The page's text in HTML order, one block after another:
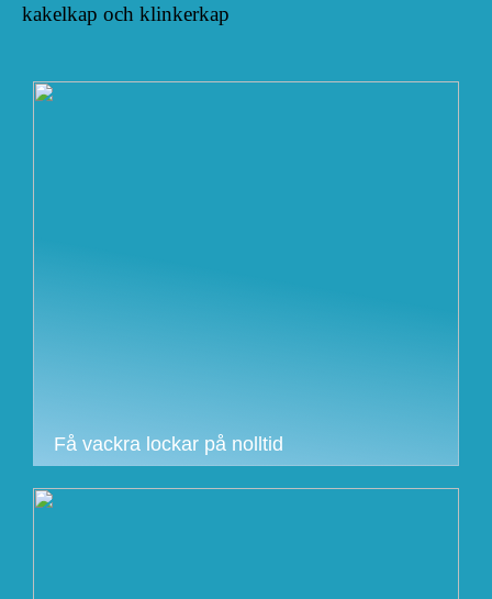
kakelkap och klinkerkap
Få vackra lockar på nolltid